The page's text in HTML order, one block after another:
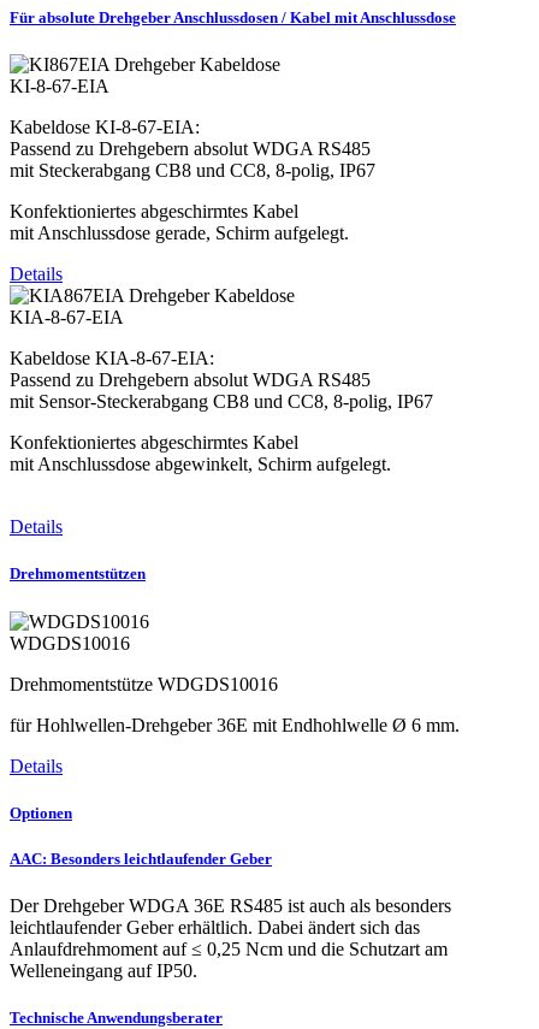
Für absolute Drehgeber Anschlussdosen / Kabel mit Anschlussdose
KI-8-67-EIA
Kabeldose KI-8-67-EIA:
Passend zu Drehgebern absolut WDGA RS485
mit Steckerabgang CB8 und CC8, 8-polig, IP67
Konfektioniertes abgeschirmtes Kabel
mit Anschlussdose gerade, Schirm aufgelegt.
Details
KIA-8-67-EIA
Kabeldose KIA-8-67-EIA:
Passend zu Drehgebern absolut WDGA RS485
mit Sensor-Steckerabgang CB8 und CC8, 8-polig, IP67
Konfektioniertes abgeschirmtes Kabel
mit Anschlussdose abgewinkelt, Schirm aufgelegt.
Details
Drehmomentstützen
WDGDS10016
Drehmomentstütze WDGDS10016
für Hohlwellen-Drehgeber 36E mit Endhohlwelle Ø 6 mm.
Details
Optionen
AAC: Besonders leichtlaufender Geber
Der Drehgeber WDGA 36E RS485 ist auch als besonders
leichtlaufender Geber erhältlich. Dabei ändert sich das
Anlaufdrehmoment auf ≤ 0,25 Ncm und die Schutzart am
Welleneingang auf IP50.
Technische Anwendungsberater